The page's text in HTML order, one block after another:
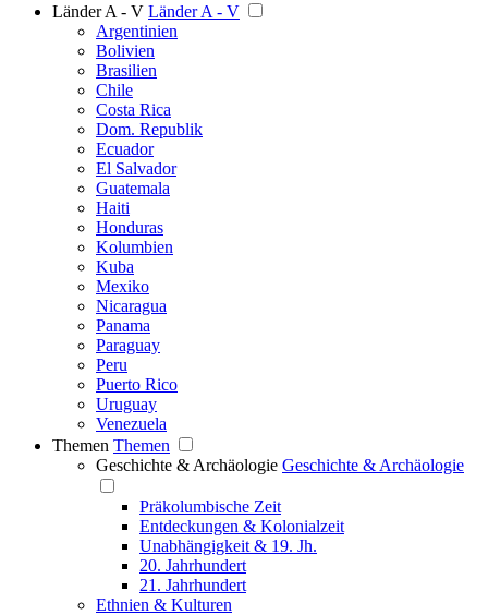
Länder A - V Länder A - V
Argentinien
Bolivien
Brasilien
Chile
Costa Rica
Dom. Republik
Ecuador
El Salvador
Guatemala
Haiti
Honduras
Kolumbien
Kuba
Mexiko
Nicaragua
Panama
Paraguay
Peru
Puerto Rico
Uruguay
Venezuela
Themen Themen
Geschichte & Archäologie Geschichte & Archäologie
Präkolumbische Zeit
Entdeckungen & Kolonialzeit
Unabhängigkeit & 19. Jh.
20. Jahrhundert
21. Jahrhundert
Ethnien & Kulturen